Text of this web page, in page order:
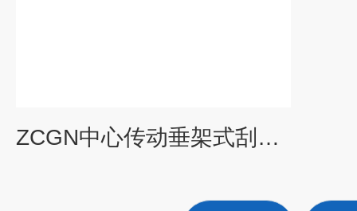
ZCGN中心传动垂架式刮泥机